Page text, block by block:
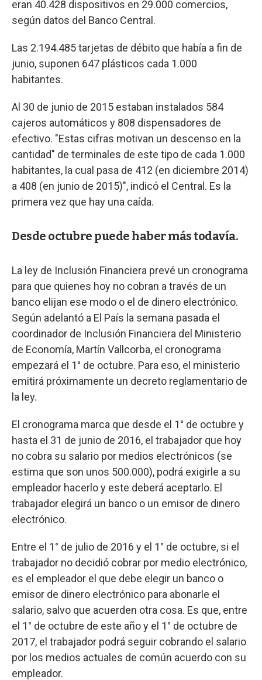
eran 40.428 dispositivos en 29.000 comercios,
según datos del Banco Central.
Las 2.194.485 tarjetas de débito que había a fin de
junio, suponen 647 plásticos cada 1.000
habitantes.
Al 30 de junio de 2015 estaban instalados 584
cajeros automáticos y 808 dispensadores de
efectivo. "Estas cifras motivan un descenso en la
cantidad" de terminales de este tipo de cada 1.000
habitantes, la cual pasa de 412 (en diciembre 2014)
a 408 (en junio de 2015)", indicó el Central. Es la
primera vez que hay una caída.
Desde octubre puede haber más todavía.
La ley de Inclusión Financiera prevé un cronograma
para que quienes hoy no cobran a través de un
banco elijan ese modo o el de dinero electrónico.
Según adelantó a El País la semana pasada el
coordinador de Inclusión Financiera del Ministerio
de Economía, Martín Vallcorba, el cronograma
empezará el 1° de octubre. Para eso, el ministerio
emitirá próximamente un decreto reglamentario de
la ley.
El cronograma marca que desde el 1° de octubre y
hasta el 31 de junio de 2016, el trabajador que hoy
no cobra su salario por medios electrónicos (se
estima que son unos 500.000), podrá exigirle a su
empleador hacerlo y este deberá aceptarlo. El
trabajador elegirá un banco o un emisor de dinero
electrónico.
Entre el 1° de julio de 2016 y el 1° de octubre, si el
trabajador no decidió cobrar por medio electrónico,
es el empleador el que debe elegir un banco o
emisor de dinero electrónico para abonarle el
salario, salvo que acuerden otra cosa. Es que, entre
el 1° de octubre de este año y el 1° de octubre de
2017, el trabajador podrá seguir cobrando el salario
por los medios actuales de común acuerdo con su
empleador.